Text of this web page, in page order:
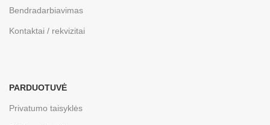
Bendradarbiavimas
Kontaktai / rekvizitai
PARDUOTUVĖ
Privatumo taisyklės